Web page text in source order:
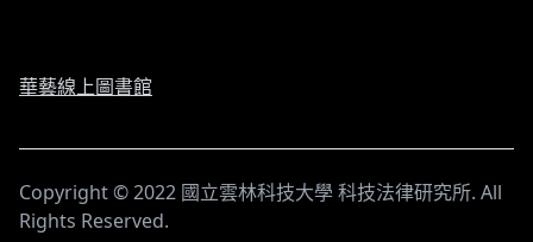
華藝線上圖書館
Copyright © 2022 國立雲林科技大學 科技法律研究所. All
Rights Reserved.